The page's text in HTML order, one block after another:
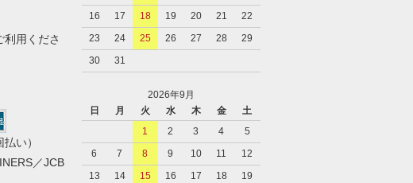
用くださ
い）
／JCB
16
17 18 19 20 21
22
23
24 25 26 27 28
29
30
31
2026年9月
日
月 火 水 木 金
土
1
2 3 4
5
6
7 8 9 10 11
12
13
14 15 16 17 18
19